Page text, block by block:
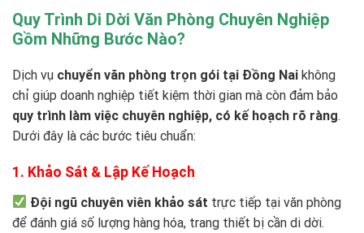
Quy Trình Di Dời Văn Phòng Chuyên Nghiệp
Gồm Những Bước Nào?
Dịch vụ chuyển văn phòng trọn gói tại Đồng Nai không
chỉ giúp doanh nghiệp tiết kiệm thời gian mà còn đảm bảo
quy trình làm việc chuyên nghiệp, có kế hoạch rõ ràng.
Dưới đây là các bước tiêu chuẩn:
1. Khảo Sát & Lập Kế Hoạch
Đội ngũ chuyên viên khảo sát trực tiếp tại văn phòng
để đánh giá số lượng hàng hóa, trang thiết bị cần di dời.